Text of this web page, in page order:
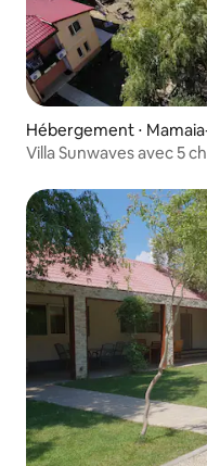
Hébergement ⋅
Villa Sunwaves avec 5